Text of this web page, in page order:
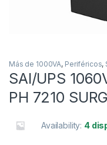
Más de 1000VA, Periféricos,
SAI/UPS
PH 7210
Availability: 4